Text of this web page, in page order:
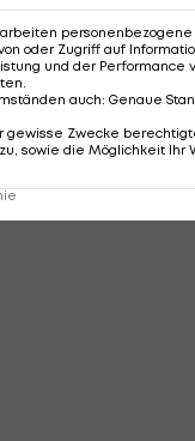
oder Zugriff auf
und der Performance
auch: Genaue
gewisse Zwecke
sowie die Möglichkeit